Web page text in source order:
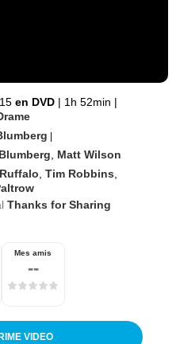
en DVD | 1h 52min |
|
Matt Wilson
,Tim Robbins
Thanks for Sharing
Mes amis
--
VIDEO